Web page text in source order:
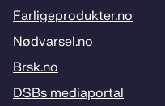
Farligeprodukter.no
Nødvarsel.no
Brsk.no
DSBs mediaportal